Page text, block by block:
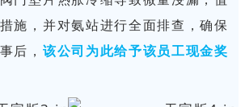
施，并对氨站进行全面排查，确保
后， 该公司为此给予该员工现金奖